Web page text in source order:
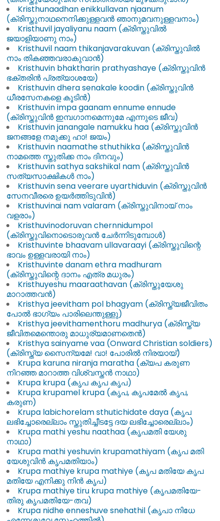
Kristhunaadhan enikkullavan njaanum
(ക്രിസ്തുനാഥനെനിക്കുള്ളവൻ ഞാനുമവനുള്ളവനാം)
Kristhuvil jayaliyanu naam (ക്രിസ്തുവിൽ
ജയാളിയാണു നാം)
Kristhuvil naam thikanjavarakuvan (ക്രിസ്തുവിൽ
നാം തികഞ്ഞവരാകുവാൻ)
Kristhuvin bhaktharin prathyashaye (ക്രിസ്തുവിൻ
ഭക്തരിൻ പ്രത്യാശയേ)
Kristhuvin dhera senakale koodin (ക്രിസ്തുവിൻ
ധീരസേനകളെ കൂടിൻ)
Kristhuvin impa gaanam ennume ennude
(ക്രിസ്തുവിൻ ഇമ്പഗാനമെന്നുമേ എന്നുടെ ജീവ)
Kristhuvin janangale namukku haa (ക്രിസ്തുവിൻ
ജനങ്ങളേ നമുക്കു ഹാ! ജയം)
Kristhuvin naamathe sthuthikka (ക്രിസ്തുവിൻ
നാമത്തെ സ്തുതിക്ക നാം ദിനവും)
Kristhuvin sathya sakshikal nam (ക്രിസ്തുവിൻ
സത്യസാക്ഷികൾ നാം)
Kristhuvin sena veerare uyarthiduvin (ക്രിസ്തുവിൻ
സേനവീരരെ ഉയർത്തിടുവിൻ)
Kristhuvinai nam valaram (ക്രിസ്തുവിനായ് നാം
വളരാം)
Kristhuvinodoruvan chernnidumpol
(ക്രിസ്തുവിനൊടൊരുവൻ ചേർന്നിടുമ്പോൾ)
Kristhuvinte bhaavam ullavaraayi (ക്രിസ്തുവിന്റെ
ഭാവം ഉള്ളവരായി നാം)
Kristhuvinte danam ethra madhuram
(ക്രിസ്തുവിന്റെ ദാനം എത്ര മധുരം)
Kristhuyeshu maaraathavan (ക്രിസ്തുയേശു
മാറാത്തവൻ)
Kristhya jeevitham pol bhagyam (ക്രിസ്ത്യജീവിതം
പോൽ ഭാഗ്യം പാരിലെന്തുള്ളു)
Kristhya jeevithamenthoru madhurya (ക്രിസ്ത്യ
ജീവിതമെന്തൊരു മാധുര്യമാണതെൻ)
Kristhya sainyame vaa (Onward Christian soldiers)
(ക്രിസ്ത്യ സൈന്യമേ! വാ! പോരിൽ നിരയായ്‌)
Krupa karuna niranja maratha (ക്യപ കരുണ
നിറഞ്ഞ മാറാത്ത വിശ്വസ്തൻ നാഥാ)
Krupa krupa (കൃപ കൃപ കൃപ)
Krupa krupamel krupa (കൃപ, കൃപമേൽ കൃപ,
കരുണ)
Krupa labichorelam sthutichidate daya (കൃപ
ലഭിച്ചോരെല്ലാം സ്തുതിച്ചീടട്ടേ ദയ ലഭിച്ചോരെല്ലാം)
Krupa mathi yeshu naathaa (കൃപമതി യേശു
നാഥാ)
Krupa mathi yeshuvin krupamathiyam (കൃപ മതി
യേശുവിൻ കൃപമതിയാം)
Krupa mathiye krupa mathiye (കൃപ മതിയേ കൃപ
മതിയേ എനിക്കു നിൻ കൃപ)
Krupa mathiye tiru krupa mathiye (കൃപമതിയേ-
തിരു കൃപമതിയേ-തവ)
Krupa nidhe enneshuve snehathil (കൃപാ നിധേ